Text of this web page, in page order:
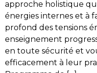
approche holistique
énergies internes et à
profond des tensions
enseignement
en toute sécurité et
efficacement à leur